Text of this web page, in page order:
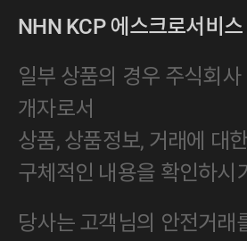
NHN KCP 에스크로서비스
일부 상품의 경우 주식회
개자로서
상품, 상품정보, 거래에 대
구체적인 내용을 확인하시
당사는 고객님의 안전거래